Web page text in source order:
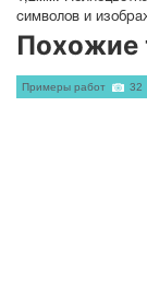
символов и
Похожие
Примеры работ 32